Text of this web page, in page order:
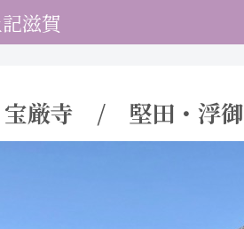
滋賀
宝厳寺 / 堅田・浮